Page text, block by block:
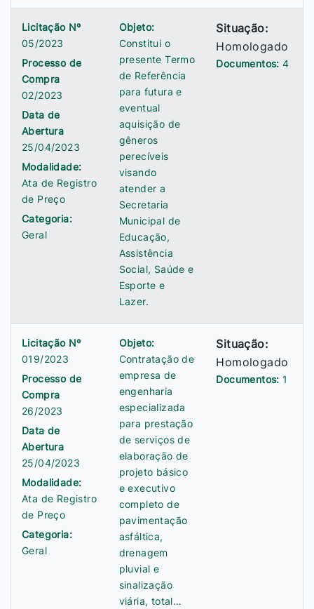
Licitação Nº
05/2023
Processo de
Compra
02/2023
Data de
Abertura
25/04/2023
Modalidade:
Ata de Registro
de Preço
Categoria:
Geral
Objeto:
Constitui o
presente Termo
de Referência
para futura e
eventual
aquisição de
gêneros
perecíveis
visando
atender a
Secretaria
Municipal de
Educação,
Assistência
Social, Saúde e
Esporte e
Lazer.
Situação:
Homologado
Documentos:4
Licitação Nº
019/2023
Processo de
Compra
26/2023
Data de
Abertura
25/04/2023
Modalidade:
Ata de Registro
de Preço
Categoria:
Geral
Objeto:
Contratação de
empresa de
engenharia
especializada
para prestação
de serviços de
elaboração de
projeto básico
e executivo
completo de
pavimentação
asfáltica,
drenagem
pluvial e
sinalização
viária, total…
Situação:
Homologado
Documentos:1